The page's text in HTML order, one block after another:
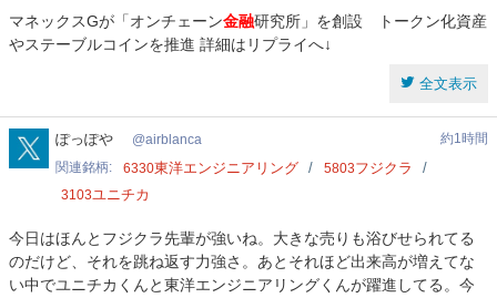
マネックスGが「オンチェーン金融研究所」を創設 トークン化資産
やステーブルコインを推進 詳細はリプライへ↓
全文表示
airblanca
ぽっぽや ️ airblanca
約1時間
関連銘柄
6330東洋エンジニアリング 5803フジクラ
3103ユニチカ
今日はほんとフジクラ先輩が強いね。大きな売りも浴びせられてる
のだけど、それを跳ね返す力強さ。あとそれほど出来高が増えてな
い中でユニチカくんと東洋エンジニアリングくんが躍進してる。今